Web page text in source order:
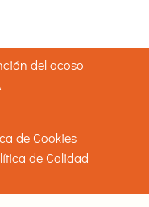
del acoso
de Cookies
de Calidad